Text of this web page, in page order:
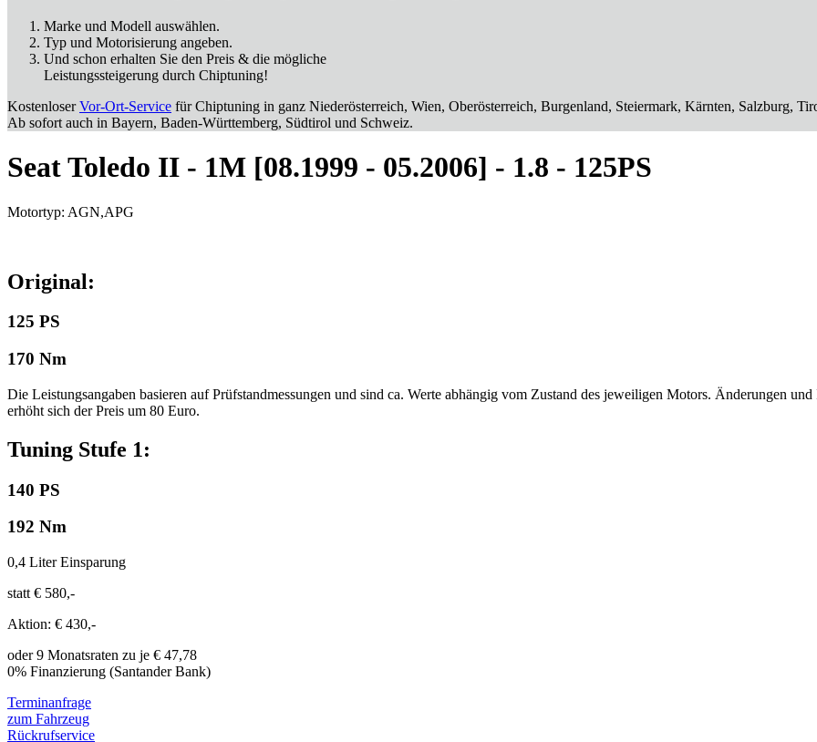
Marke und Modell auswählen.
Typ und Motorisierung angeben.
Und schon erhalten Sie den Preis & die mögliche
Leistungssteigerung durch Chiptuning!
KostenloserVor-Ort-Service für Chiptuning in ganz Niederösterreich, Wien, Oberösterreich, Burgenland, Steiermark, Kärnten, Salzburg,
Ab sofort auch in Bayern, Baden-Württemberg, Südtirol und Schweiz.
Seat Toledo II - 1M [08.1999 - 05.2006] - 1.8 - 125PS
Motortyp: AGN,APG
Original:
125 PS
170 Nm
Die Leistungsangaben basieren auf Prüfstandmessungen und sind ca. Werte abhängig vom Zustand des jeweiligen Motors. Änderungen
erhöht sich der Preis um 80 Euro.
Tuning Stufe 1:
140 PS
192 Nm
0,4 Liter Einsparung
statt € 580,-
Aktion: € 430,-
oder 9 Monatsraten zu je € 47,78
0% Finanzierung (Santander Bank)
Terminanfrage
zum Fahrzeug
Rückrufservice